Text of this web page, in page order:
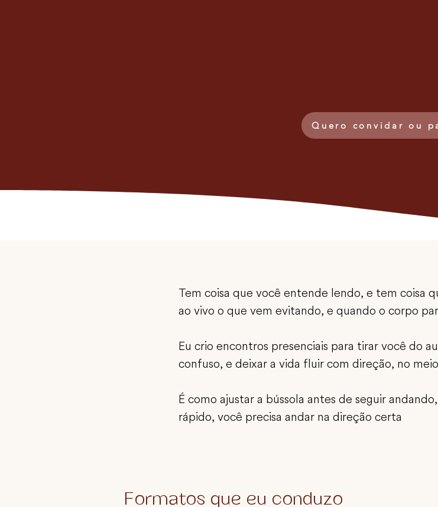
Quero convidar ou
Tem coisa que você entende lendo, e tem coisa
ao vivo o que vem evitando, e quando o corpo
Eu crio encontros presenciais para tirar você do
confuso, e deixar a vida fluir com direção, no
É como ajustar a bússola antes de seguir
rápido, você precisa andar na direção certa
Formatos que eu conduzo